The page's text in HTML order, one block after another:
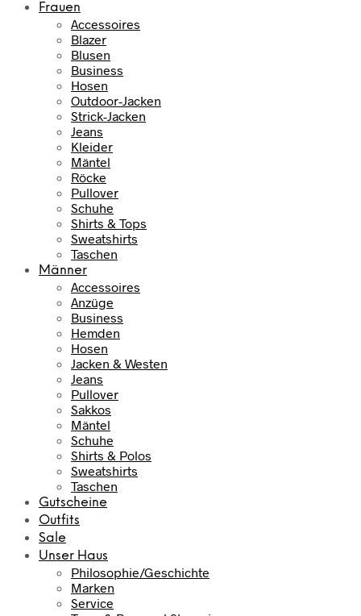
Frauen
Accessoires
Blazer
Blusen
Business
Hosen
Outdoor-Jacken
Strick-Jacken
Jeans
Kleider
Mäntel
Röcke
Pullover
Schuhe
Shirts & Tops
Sweatshirts
Taschen
Männer
Accessoires
Anzüge
Business
Hemden
Hosen
Jacken & Westen
Jeans
Pullover
Sakkos
Mäntel
Schuhe
Shirts & Polos
Sweatshirts
Taschen
Gutscheine
Outfits
Sale
Unser Haus
Philosophie/Geschichte
Marken
Service